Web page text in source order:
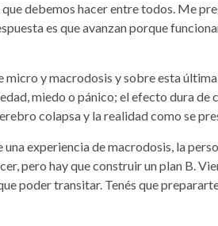
debemos hacer entre todos. Me
es que avanzan porque
y macrodosis y sobre esta
miedo o pánico; el efecto dura de
colapsa y la realidad como se
una experiencia de macrodosis, la
pero hay que construir un plan B.
poder transitar. Tenés que